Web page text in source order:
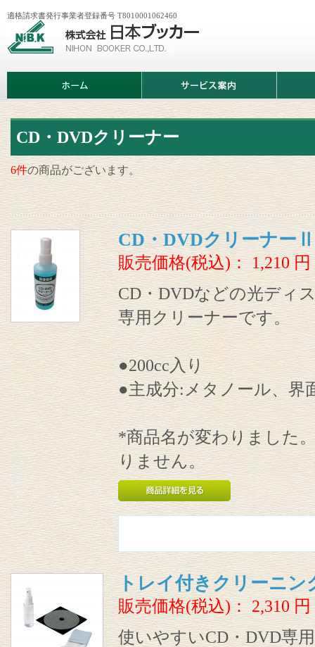
会
日
ッ
カ
適格請求書発行事業者登録番号 T8010001062460
ム
ビ
案
情
CD・DVDクリーナー
6件の商品がございます。
CD・DVDクリーナーⅡ
販売価格(税込)：1,210円
CD・DVDなどの光ディ
専用クリーナーです。
●200cc入り
●主成分:メタノール、界
*商品名が変わりました
りません。
トレイ付きクリーニン
販売価格(税込)： 2,310円
使いやすいCD・DVD専